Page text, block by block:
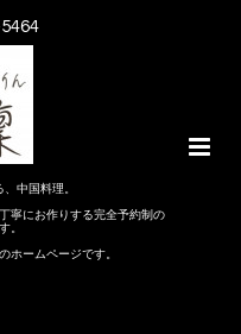
中国料理。
寧にお作りする完全予約制の
。
ホームページです。